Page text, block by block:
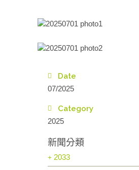
Date
07/2025
Category
2025
新聞分類
2033